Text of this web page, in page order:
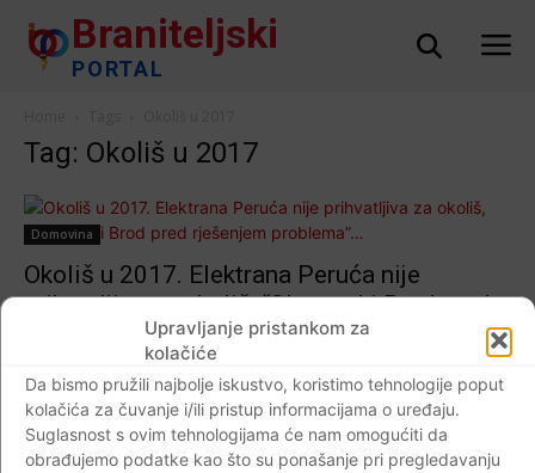
Upravljanje pristankom za
kolačiće
Da bismo pružili najbolje iskustvo, koristimo tehnologije poput
kolačića za čuvanje i/ili pristup informacijama o uređaju.
Suglasnost s ovim tehnologijama će nam omogućiti da
obrađujemo podatke kao što su ponašanje pri pregledavanju
Braniteljski
PORTAL
Tag: Okoliš u 2017
Domovina
Okoliš u 2017. Elektrana Peruća nije
prihvatljiva za okoliš, “Slavonski Brod pred
rješenjem problema”…